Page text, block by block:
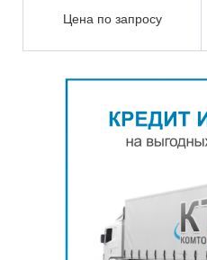
Цена по запросу